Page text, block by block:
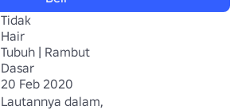
Tidak
Hair
Tubuh | Rambut
Dasar
20 Feb 2020
Lautannya dalam,